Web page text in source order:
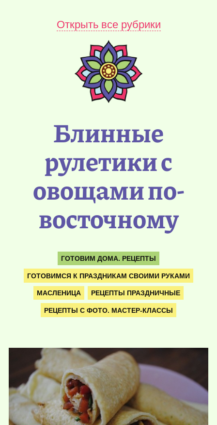
Открыть все рубрики
Блинные
рулетики с
овощами по-
восточному
ГОТОВИМ ДОМА. РЕЦЕПТЫ
ГОТОВИМСЯ К ПРАЗДНИКАМ СВОИМИ РУКАМИ
МАСЛЕНИЦА РЕЦЕПТЫ ПРАЗДНИЧНЫЕ
РЕЦЕПТЫ С ФОТО. МАСТЕР-КЛАССЫ